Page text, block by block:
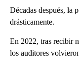
Décadas después, la
drásticamente.
En 2022, tras recibir
los auditores